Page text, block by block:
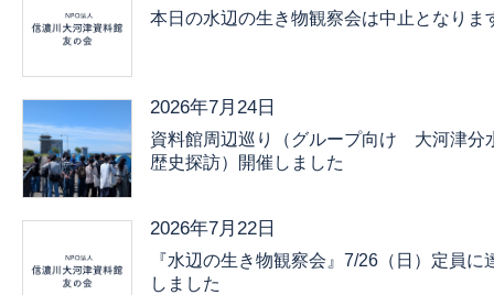
本日の水辺の生き物観察会は中止となりま
2026年7月24日
資料館周辺巡り（グループ向け 大河津分
歴史探訪）開催しました
2026年7月22日
『水辺の生き物観察会』7/26（日）定員に
しました